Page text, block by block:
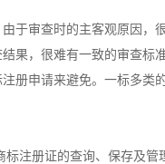
于审查时的主客观原因
果，很难有一致的审查标准
注册申请来避免。一标多类
标注册证的查询、保存及管